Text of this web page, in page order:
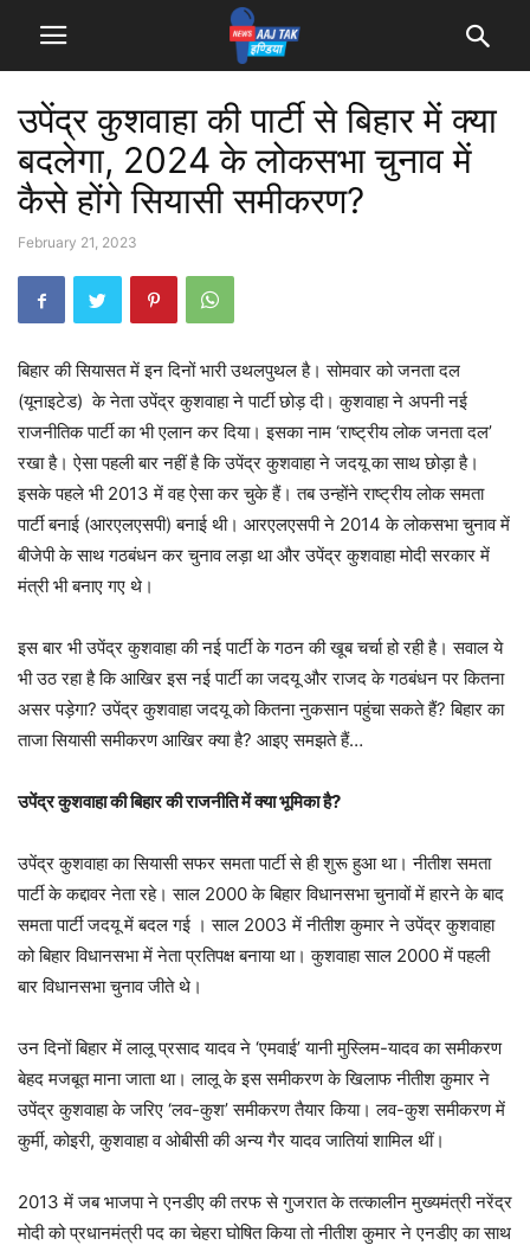
उपेंद्र कुशवाहा की पार्टी से बिहार में क्या
बदलेगा, 2024 के लोकसभा चुनाव में
कैसे होंगे सियासी समीकरण?
February 21, 2023
बिहार की सियासत में इन दिनों भारी उथलपुथल है। सोमवार को जनता दल
(यूनाइटेड) के नेता उपेंद्र कुशवाहा ने पार्टी छोड़ दी। कुशवाहा ने अपनी नई
राजनीतिक पार्टी का भी एलान कर दिया। इसका नाम ‘राष्ट्रीय लोक जनता दल’
रखा है। ऐसा पहली बार नहीं है कि उपेंद्र कुशवाहा ने जदयू का साथ छोड़ा है।
इसके पहले भी 2013 में वह ऐसा कर चुके हैं। तब उन्होंने राष्ट्रीय लोक समता
पार्टी बनाई (आरएलएसपी) बनाई थी। आरएलएसपी ने 2014 के लोकसभा चुनाव में
बीजेपी के साथ गठबंधन कर चुनाव लड़ा था और उपेंद्र कुशवाहा मोदी सरकार में
मंत्री भी बनाए गए थे।
इस बार भी उपेंद्र कुशवाहा की नई पार्टी के गठन की खूब चर्चा हो रही है। सवाल ये
भी उठ रहा है कि आखिर इस नई पार्टी का जदयू और राजद के गठबंधन पर कितना
असर पड़ेगा? उपेंद्र कुशवाहा जदयू को कितना नुकसान पहुंचा सकते हैं? बिहार का
ताजा सियासी समीकरण आखिर क्या है? आइए समझते हैं…
उपेंद्र कुशवाहा की बिहार की राजनीति में क्या भूमिका है?
उपेंद्र कुशवाहा का सियासी सफर समता पार्टी से ही शुरू हुआ था। नीतीश समता
पार्टी के कद्दावर नेता रहे। साल 2000 के बिहार विधानसभा चुनावों में हारने के बाद
समता पार्टी जदयू में बदल गई । साल 2003 में नीतीश कुमार ने उपेंद्र कुशवाहा
को बिहार विधानसभा में नेता प्रतिपक्ष बनाया था। कुशवाहा साल 2000 में पहली
बार विधानसभा चुनाव जीते थे।
उन दिनों बिहार में लालू प्रसाद यादव ने ‘एमवाई’ यानी मुस्लिम-यादव का समीकरण
बेहद मजबूत माना जाता था। लालू के इस समीकरण के खिलाफ नीतीश कुमार ने
उपेंद्र कुशवाहा के जरिए ‘लव-कुश’ समीकरण तैयार किया। लव-कुश समीकरण में
कुर्मी, कोइरी, कुशवाहा व ओबीसी की अन्य गैर यादव जातियां शामिल थीं।
2013 में जब भाजपा ने एनडीए की तरफ से गुजरात के तत्कालीन मुख्यमंत्री नरेंद्र
मोदी को प्रधानमंत्री पद का चेहरा घोषित किया तो नीतीश कुमार ने एनडीए का साथ